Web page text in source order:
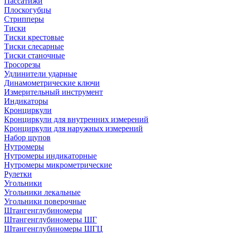
Плоскогубцы
Стрипперы
Тиски
Тиски крестовые
Тиски слесарные
Тиски станочные
Тросорезы
Удлинители ударные
Динамометрические ключи
Измерительный инструмент
Индикаторы
Кронциркули
Кронциркули для внутренних измерений
Кронциркули для наружных измерений
Набор щупов
Нутромеры
Нутромеры индикаторные
Нутромеры микрометрические
Рулетки
Угольники
Угольники лекальные
Угольники поверочные
Штангенглубиномеры
Штангенглубиномеры ШГ
Штангенглубиномеры ШГЦ